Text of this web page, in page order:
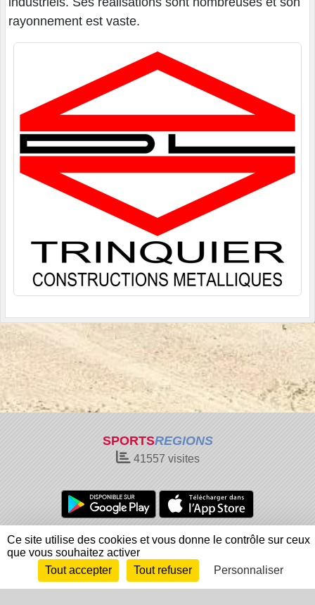
rayonnement est vaste.
SPORTSREGIONS
41557 visites
Charte cookies
Gestion des cookies
Informations légales
Signaler un contenu inapproprié
Envie de participer ?
Connexion
Ce site utilise des cookies et vous donne le contrôle sur ceux
que vous souhaitez activer
Tout accepter
Tout refuser Personnaliser